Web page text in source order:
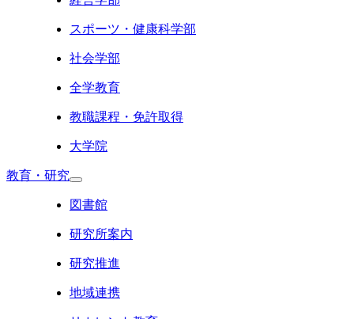
スポーツ・健康科学部
社会学部
全学教育
教職課程・免許取得
大学院
教育・研究
図書館
研究所案内
研究推進
地域連携